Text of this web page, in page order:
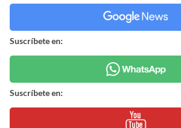
Suscríbete en:
Suscríbete en: